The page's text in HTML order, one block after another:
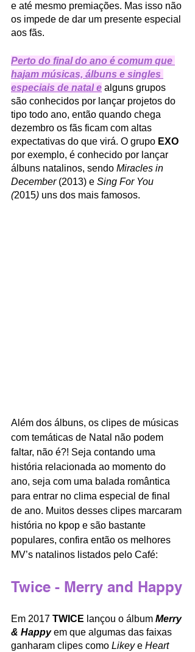
e até mesmo premiações. Mas isso não
os impede de dar um presente especial
aos fãs.
Perto do final do ano é comum que
hajam músicas, álbuns e singles
especiais de natal e alguns grupos
são conhecidos por lançar projetos do
tipo todo ano, então quando chega
dezembro os fãs ficam com altas
expectativas do que virá. O grupo EXO
por exemplo, é conhecido por lançar
álbuns natalinos, sendo Miracles in
December (2013) e Sing For You
(2015) uns dos mais famosos.
Além dos álbuns, os clipes de músicas
com temáticas de Natal não podem
faltar, não é?! Seja contando uma
história relacionada ao momento do
ano, seja com uma balada romântica
para entrar no clima especial de final
de ano. Muitos desses clipes marcaram
história no kpop e são bastante
populares, confira então os melhores
MV’s natalinos listados pelo Café:
Twice - Merry and Happy
Em 2017 TWICE lançou o álbum Merry
& Happy em que algumas das faixas
ganharam clipes como Likey e Heart